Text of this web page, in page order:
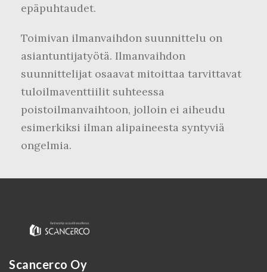
epäpuhtaudet.
Toimivan ilmanvaihdon suunnittelu on
asiantuntijatyötä. Ilmanvaihdon
suunnittelijat osaavat mitoittaa tarvittavat
tuloilmaventtiilit suhteessa
poistoilmanvaihtoon, jolloin ei aiheudu
esimerkiksi ilman alipaineesta syntyviä
ongelmia.
Scancerco Oy